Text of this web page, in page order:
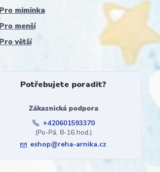
Pro miminka
Pro menší
Pro větší
Potřebujete poradit?
Zákaznická podpora
+420601593370
(Po-Pá, 8-16 hod.)
eshop@reha-arnika.cz